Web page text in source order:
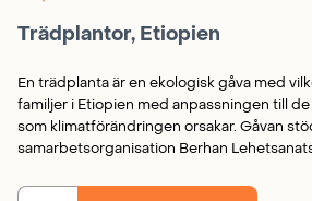
Trädplantor, Etiopien
En trädplanta är en ekologisk gåva med
familjer i Etiopien med anpassningen till
som klimatförändringen orsakar. Gåvan
samarbetsorganisation Berhan